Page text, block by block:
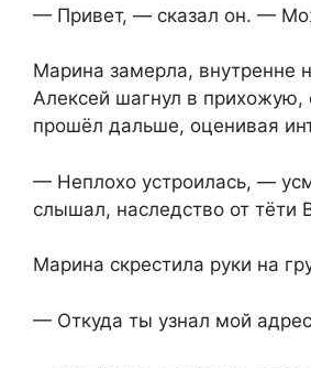
— Привет, — сказал он. —
Марина замерла, внутренне
Алексей шагнул в прихожую,
прошёл дальше, оценивая
— Неплохо устроилась, —
слышал, наследство от тёти
Марина скрестила руки на
— Откуда ты узнал мой